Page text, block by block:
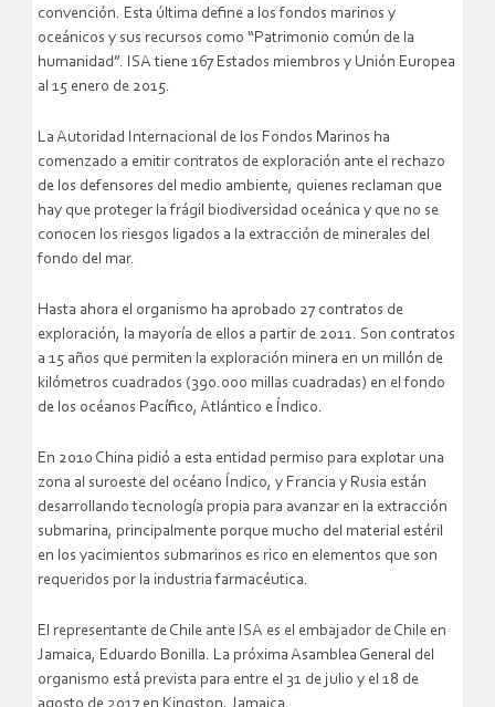
convención. Esta última define a los fondos marinos y
oceánicos y sus recursos como “Patrimonio común de la
humanidad”. ISA tiene 167 Estados miembros y Unión Europea
al 15 enero de 2015.
La Autoridad Internacional de los Fondos Marinos ha
comenzado a emitir contratos de exploración ante el rechazo
de los defensores del medio ambiente, quienes reclaman que
hay que proteger la frágil biodiversidad oceánica y que no se
conocen los riesgos ligados a la extracción de minerales del
fondo del mar.
Hasta ahora el organismo ha aprobado 27 contratos de
exploración, la mayoría de ellos a partir de 2011. Son contratos
a 15 años que permiten la exploración minera en un millón de
kilómetros cuadrados (390.000 millas cuadradas) en el fondo
de los océanos Pacífico, Atlántico e Índico.
En 2010 China pidió a esta entidad permiso para explotar una
zona al suroeste del océano Índico, y Francia y Rusia están
desarrollando tecnología propia para avanzar en la extracción
submarina, principalmente porque mucho del material estéril
en los yacimientos submarinos es rico en elementos que son
requeridos por la industria farmacéutica.
El representante de Chile ante ISA es el embajador de Chile en
Jamaica, Eduardo Bonilla. La próxima Asamblea General del
organismo está prevista para entre el 31 de julio y el 18 de